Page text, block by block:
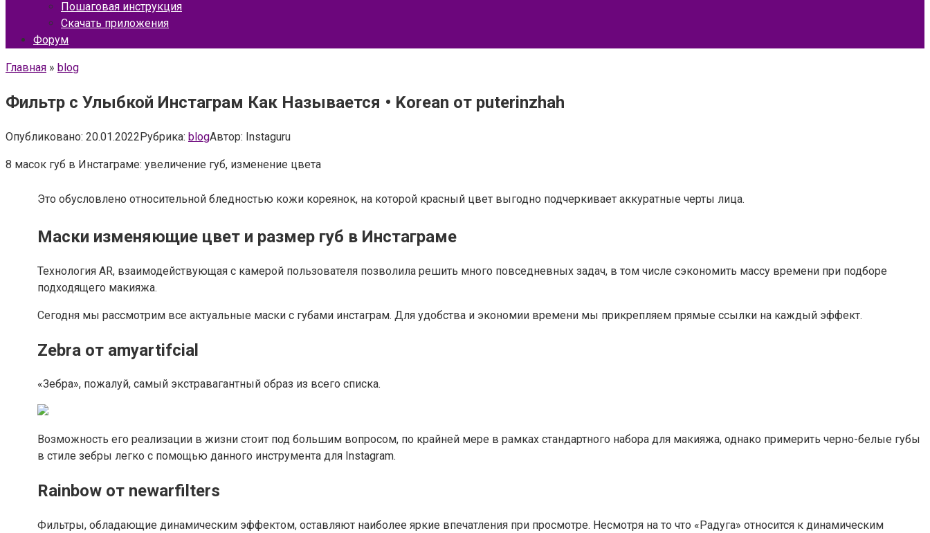
Пошаговая инструкция
Скачать приложения
Форум
Главная » blog
Фильтр с Улыбкой Инстаграм Как Называется • Korean от puterinzhah
Опубликовано: 20.01.2022Рубрика: blogАвтор: Instaguru
8 масок губ в Инстаграме: увеличение губ, изменение цвета
Это обусловлено относительной бледностью кожи кореянок, на которой красный цвет выгодно подчеркивает аккуратные черты лица.
Маски изменяющие цвет и размер губ в Инстаграме
Технология AR, взаимодействующая с камерой пользователя позволила решить много повседневных задач, в том числе сэкономить массу времени при подборе
подходящего макияжа.
Сегодня мы рассмотрим все актуальные маски с губами инстаграм. Для удобства и экономии времени мы прикрепляем прямые ссылки на каждый эффект.
Zebra от amyartifcial
«Зебра», пожалуй, самый экстравагантный образ из всего списка.
Возможность его реализации в жизни стоит под большим вопросом, по крайней мере в рамках стандартного набора для макияжа, однако примерить черно-белые губы
в стиле зебры легко с помощью данного инструмента для Instagram.
Rainbow от newarfilters
Фильтры, обладающие динамическим эффектом, оставляют наиболее яркие впечатления при просмотре. Несмотря на то что «Радуга» относится к динамическим